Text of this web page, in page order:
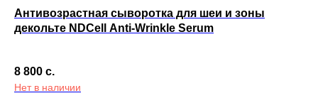
Антивозрастная сыворотка для шеи и зоны
декольте NDCell Anti-Wrinkle Serum
8 800 с.
Нет в наличии